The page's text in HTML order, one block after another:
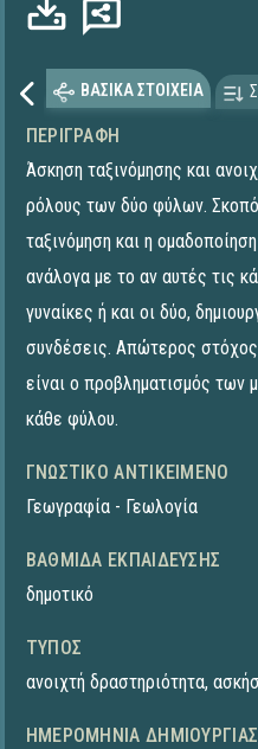
ΒΑΣΙΚΑ ΣΤΟΙΧΕΙΑ
ΠΕΡΙΓΡΑΦΉ
Άσκηση ταξινόμησης και
ρόλους των δύο φύλων.
ταξινόμηση και η
ανάλογα με το αν αυτές τις
γυναίκες ή και οι δύο,
συνδέσεις. Απώτερος στόχος
είναι ο προβληματισμός των
κάθε φύλου.
ΓΝΩΣΤΙΚΌ ΑΝΤΙΚΕΊΜΕΝΟ
Γεωγραφία - Γεωλογία
ΒΑΘΜΊΔΑ ΕΚΠΑΊΔΕΥΣΗΣ
δημοτικό
ΤΎΠΟΣ
ανοιχτή δραστηριότητα,
ΗΜΕΡΟΜΗΝΊΑ